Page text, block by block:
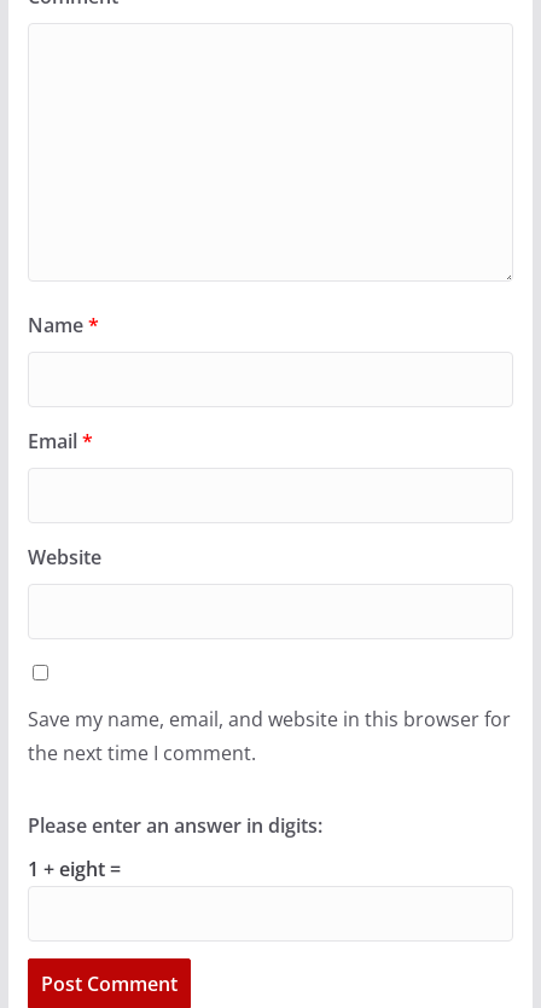
Name*
Email*
Website
Save my name, email, and website in this browser for
the next time I comment.
Please enter an answer in digits:
1 + eight =